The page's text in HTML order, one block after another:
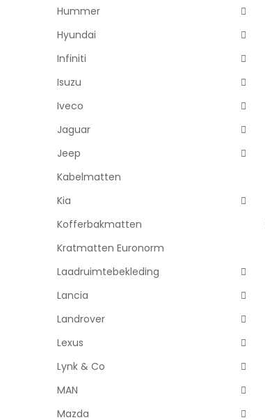
Hummer
Hyundai
Infiniti
Isuzu
Iveco
Jaguar
Jeep
Kabelmatten
Kia
Kofferbakmatten
Kratmatten Euronorm
Laadruimtebekleding
Lancia
Landrover
Lexus
Lynk & Co
MAN
Mazda